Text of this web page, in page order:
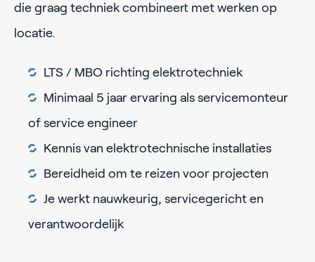
die graag techniek combineert met werken op
locatie.
LTS / MBO richting elektrotechniek
Minimaal 5 jaar ervaring als servicemonteur
of service engineer
Kennis van elektrotechnische installaties
Bereidheid om te reizen voor projecten
Je werkt nauwkeurig, servicegericht en
verantwoordelijk